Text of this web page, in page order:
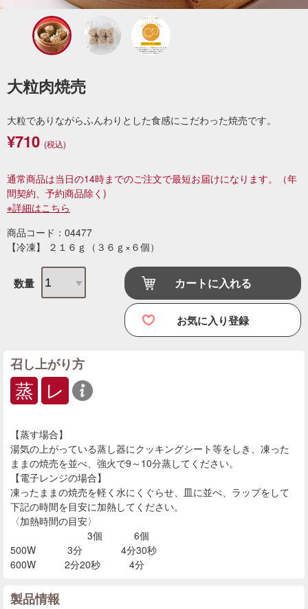
大粒肉焼売
大粒でありながらふんわりとした食感にこだわった焼売です。
¥710 (税込)
通常商品は当日の14時までのご注文で最短お届けになります。
（年
間契約、予約商品除く)
※詳細はこちら
商品コード：04477
【冷凍】 ２１６ｇ（３６ｇ×６個）
数量 カートに入れる
お気に入り登録
召し上がり方
蒸 レ
【蒸す場合】
湯気の上がっている蒸し器にクッキングシート等をしき、凍った
ままの焼売を並べ、強火で9～10分蒸してください。
【電子レンジの場合】
凍ったままの焼売を軽く水にくぐらせ、皿に並べ、ラップをして
下記の時間を目安に加熱してください。
〈加熱時間の目安〉
3個 6個
500W 3分 4分30秒
600W 2分20秒 4分
製品情報